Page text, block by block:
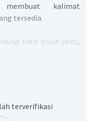
kalimat
tersedia.
kata good yaitu,
terverifikasi